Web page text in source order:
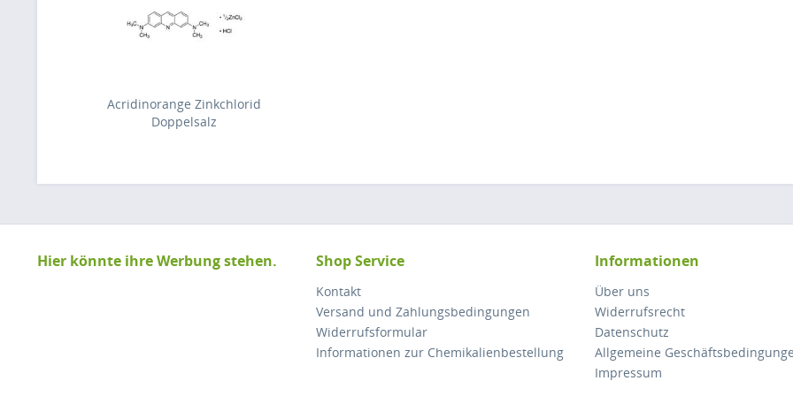
Acridinorange Zinkchlorid
Doppelsalz
Hier könnte ihre Werbung stehen. Shop Service
Kontakt
Versand und Zahlungsbedingungen
Widerrufsformular
Informationen zur Chemikalienbestellung
Informationen
Über uns
Widerrufsrecht
Datenschutz
Allgemeine
Impressum